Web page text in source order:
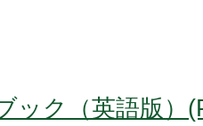
ック（英語版）